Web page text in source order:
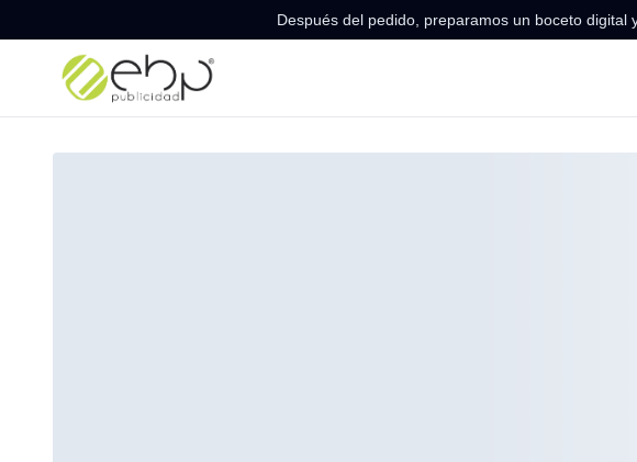
Después del pedido, preparamos un boceto